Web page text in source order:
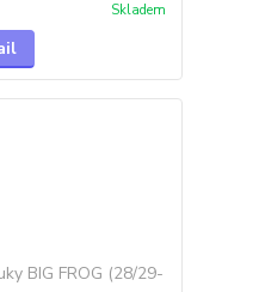
Skladem